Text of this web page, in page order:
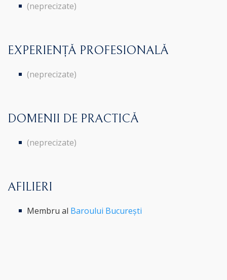
(neprecizate)
EXPERIENȚĂ PROFESIONALĂ
(neprecizate)
DOMENII DE PRACTICĂ
(neprecizate)
AFILIERI
Membru al Baroului București